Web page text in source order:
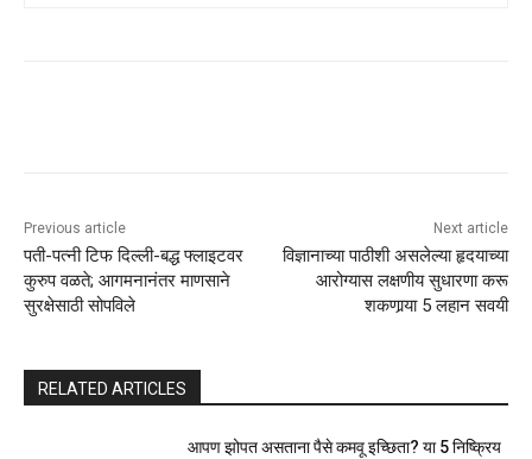
Previous article
पती-पत्नी टिफ दिल्ली-बद्ध फ्लाइटवर
कुरुप वळते; आगमनानंतर माणसाने
सुरक्षेसाठी सोपविले
Next article
विज्ञानाच्या पाठीशी असलेल्या हृदयाच्या
आरोग्यास लक्षणीय सुधारणा करू
शकणार्‍या 5 लहान सवयी
RELATED ARTICLES
आपण झोपत असताना पैसे कमवू इच्छिता? या 5 निष्क्रिय